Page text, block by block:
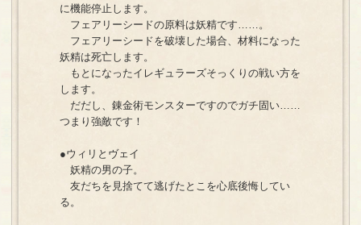
に機能停止します。
フェアリーシードの原料は妖精です……。
フェアリーシードを破壊した場合、材料になった
妖精は死亡します。
もとになったイレギュラーズそっくりの戦い方を
します。
だだし、錬金術モンスターですのでガチ固い……
つまり強敵です！
●ウィリとヴェイ
妖精の男の子。
友だちを見捨てて逃げたとこを心底後悔してい
る。